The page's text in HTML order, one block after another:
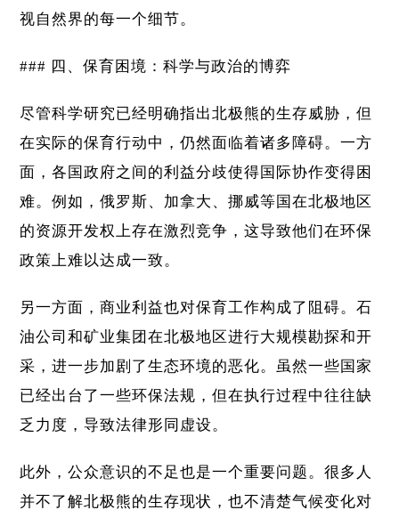
视自然界的每一个细节。
### 四、保育困境：科学与政治的博弈
尽管科学研究已经明确指出北极熊的生存威胁，但
在实际的保育行动中，仍然面临着诸多障碍。一方
面，各国政府之间的利益分歧使得国际协作变得困
难。例如，俄罗斯、加拿大、挪威等国在北极地区
的资源开发权上存在激烈竞争，这导致他们在环保
政策上难以达成一致。
另一方面，商业利益也对保育工作构成了阻碍。石
油公司和矿业集团在北极地区进行大规模勘探和开
采，进一步加剧了生态环境的恶化。虽然一些国家
已经出台了一些环保法规，但在执行过程中往往缺
乏力度，导致法律形同虚设。
此外，公众意识的不足也是一个重要问题。很多人
并不了解北极熊的生存现状，也不清楚气候变化对